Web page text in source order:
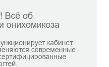
Всё об
онихомикоза
кабинет
современные